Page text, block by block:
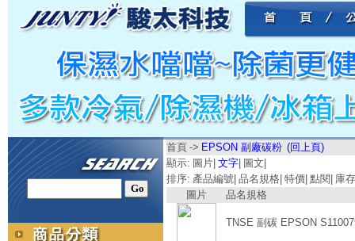
首頁 -> EPSON 副廠碳粉 (回上頁)
顯示: 圖片 文字 圖文
排序: 產品編號 品名規格 特價 點閱 庫
圖片
品名規格
TNSE 副碳 EPSON